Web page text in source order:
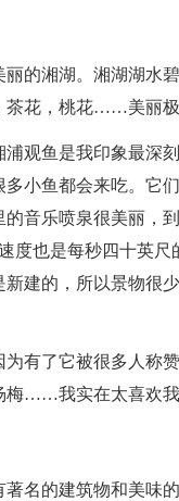
湘湖。湘湖湖水碧
茶花，桃花……美丽极
鱼是我印象最深刻
小鱼都会来吃。它
音乐喷泉很美丽，
度也是每秒四十英
建的，所以景物很
了它被很多人称赞
梅……我实在太喜欢我
的建筑物和美味的